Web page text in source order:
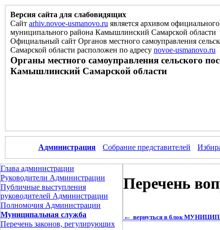
Версия сайта для слабовидящих
Сайт arhiv.novoe-usmanovo.ru является архивом
муниципального района Камышлинский Самарской области
Официальный сайт Органов местного самоуправления
Самарской области расположен по адресу novoe-usmanovo.ru
Органы местного самоуправления сельского
Камышлинский Самарской области
Администрация Собрание представителей
Глава администрации
Руководители Администрации
Публичные выступления
руководителей Администрации
Полномочия Администрации
Муниципальная служба
Перечень законов, регулирующих
Перечень
← вернуться в блок